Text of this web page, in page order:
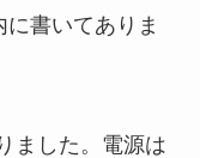
書いてありま
ました。電源は